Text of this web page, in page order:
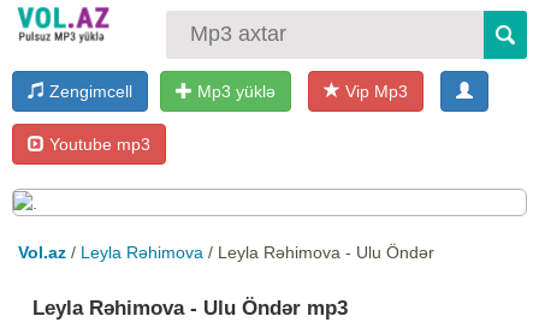
Zengimcell Mp3 yüklə Vip Mp3
Youtube mp3
Vol.az / Leyla Rəhimova / Leyla Rəhimova - Ulu Öndər
Leyla Rəhimova - Ulu Öndər mp3